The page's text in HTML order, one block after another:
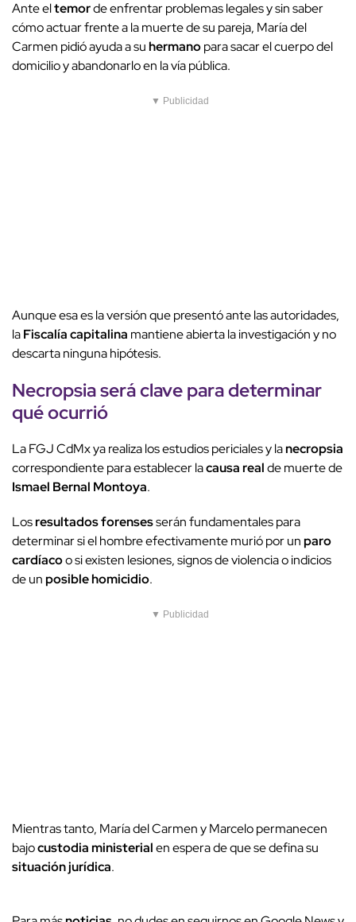
Ante eltemorde enfrentar problemas legales y sin saber
cómo actuar frente a la muerte de su pareja, María del
Carmen pidió ayuda a suhermanopara sacar el cuerpo del
domicilio y abandonarlo en la vía pública.
▼ Publicidad
Aunque esa es la versión que presentó ante las autoridades,
laFiscalía capitalina mantiene abierta la investigación y no
descarta ninguna hipótesis.
Necropsiaserá clave para determinar
qué ocurrió
La FGJ CdMx ya realiza los estudios periciales y lanecropsia
correspondiente para establecer lacausa realde muerte de
Ismael Bernal Montoya.
Losresultados forensesserán fundamentales para
determinar si el hombre efectivamente murió por unparo
cardíacoo si existen lesiones, signos de violencia o indicios
de unposible homicidio.
▼ Publicidad
Mientras tanto, María del Carmen y Marcelo permanecen
bajocustodia ministerialen espera de que se defina su
situación jurídica.